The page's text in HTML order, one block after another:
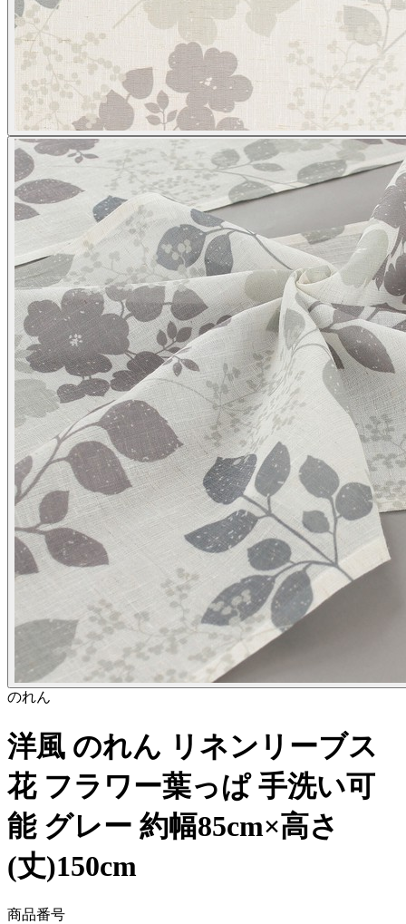
のれん
洋風 のれん リネンリーブス
花 フラワー葉っぱ 手洗い可
能 グレー 約幅85cm×高さ
(丈)150cm
商品番号